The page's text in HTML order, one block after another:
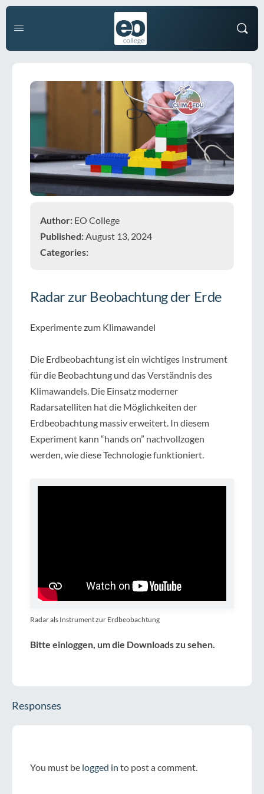
Author: EO College
Published: August 13, 2024
Categories:
Radar zur Beobachtung der Erde
Experimente zum Klimawandel
Die Erdbeobachtung ist ein wichtiges Instrument
für die Beobachtung und das Verständnis des
Klimawandels. Die Einsatz moderner
Radarsatelliten hat die Möglichkeiten der
Erdbeobachtung massiv erweitert. In diesem
Experiment kann “hands on” nachvollzogen
werden, wie diese Technologie funktioniert.
Radar als Instrument zur Erdbeobachtung
Bitte einloggen, um die Downloads zu sehen.
Responses
You must be logged in to post a comment.